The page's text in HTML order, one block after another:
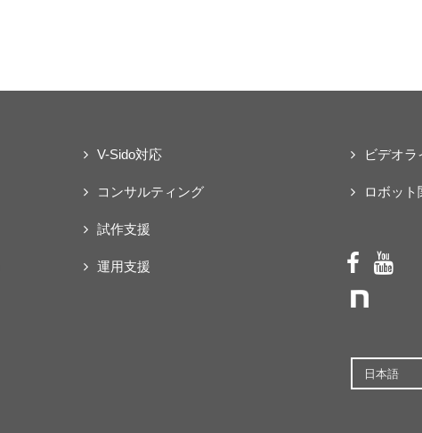
V-Sido対応
コンサルティング
試作支援
運用支援
ビデオラ
ロボット
日本語